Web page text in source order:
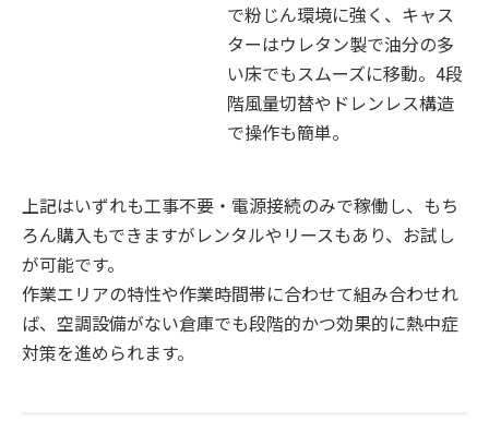
で粉じん環境に強く、キャス
ターはウレタン製で油分の多
い床でもスムーズに移動。4段
階風量切替やドレンレス構造
で操作も簡単。
上記はいずれも工事不要・電源接続のみで稼働し、もち
ろん購入もできますがレンタルやリースもあり、お試し
が可能です。
作業エリアの特性や作業時間帯に合わせて組み合わせれ
ば、空調設備がない倉庫でも段階的かつ効果的に熱中症
対策を進められます。